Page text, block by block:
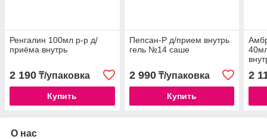
Ренгалин 100мл р-р д/
приёма внутрь
2 190 ₸/упаковка
Купить
Пепсан-Р д/прием внутрь
гель №14 саше
2 990₸/упаковка
Купить
2
О нас